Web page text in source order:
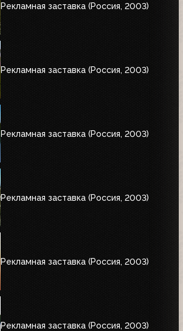
Рекламная заставка (Россия, 2003)
Рекламная заставка (Россия, 2003)
Рекламная заставка (Россия, 2003)
Рекламная заставка (Россия, 2003)
Рекламная заставка (Россия, 2003)
Рекламная заставка (Россия, 2003)